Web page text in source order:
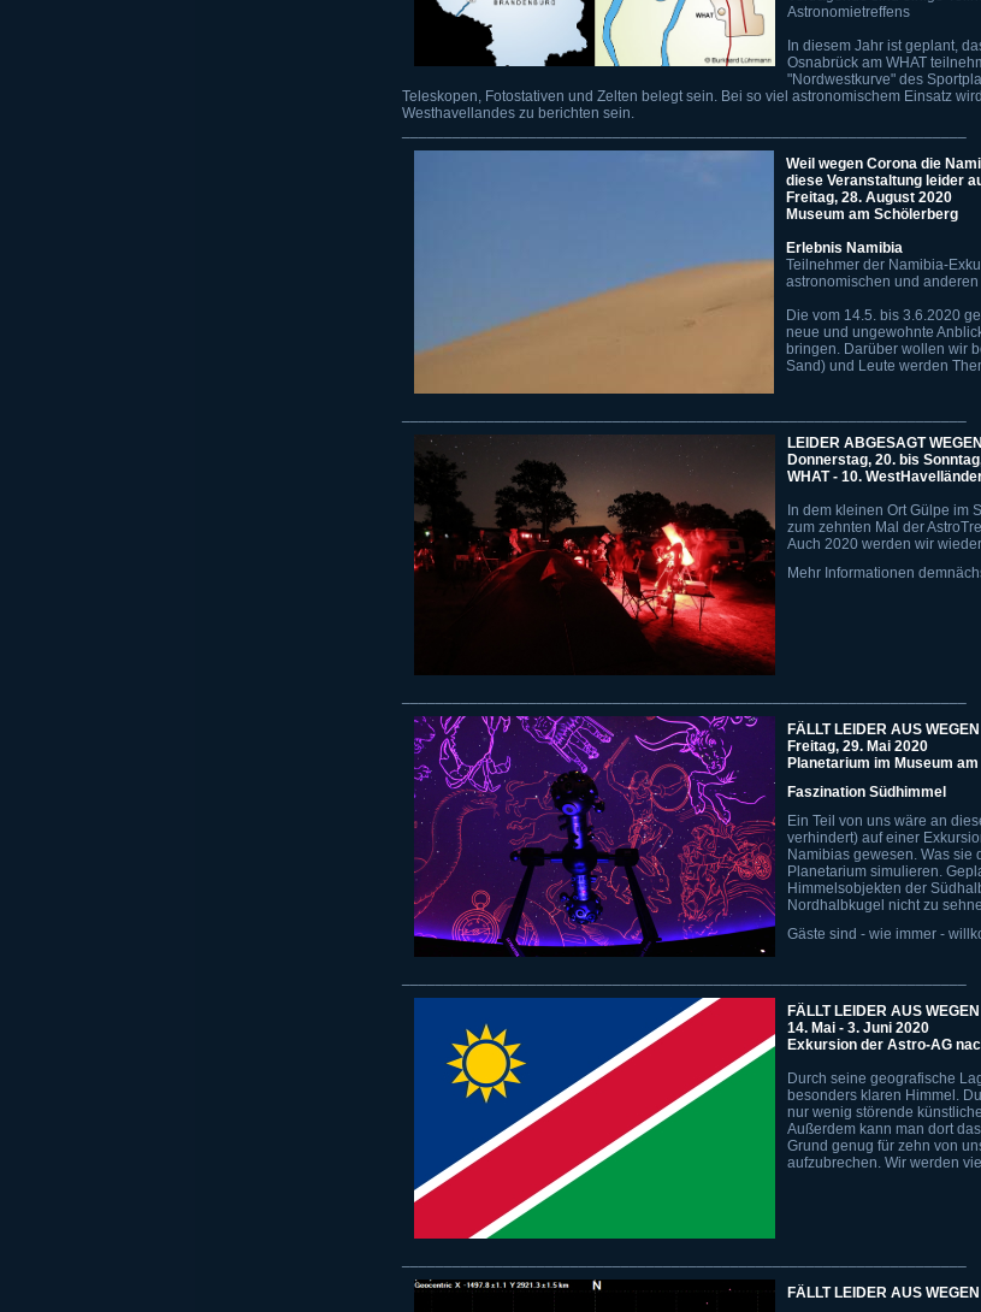
Astronomietreffens
In diesem Jahr ist geplant,
Osnabrück am WHAT
"Nordwestkurve" des
Teleskopen, Fotostativen und Zelten belegt sein. Bei so viel astronomischem Einsatz
Westhavellandes zu berichten sein.
Weil wegen Corona die
diese Veranstaltung leider
Freitag, 28. August 2020
Museum am Schölerberg
Erlebnis Namibia
Teilnehmer der Namibia-
astronomischen und
Die vom 14.5. bis 3.6.2020
neue und ungewohnte
bringen. Darüber wollen wir
Sand) und Leute werden
LEIDER ABGESAGT
Donnerstag, 20. bis
WHAT - 10.
In dem kleinen Ort Gülpe im
zum zehnten Mal der
Auch 2020 werden wir
Mehr Informationen
FÄLLT LEIDER AUS
Freitag, 29. Mai 2020
Planetarium im Museum
Faszination Südhimmel
Ein Teil von uns wäre an
verhindert) auf einer
Namibias gewesen. Was sie
Planetarium simulieren.
Himmelsobjekten der
Nordhalbkugel nicht zu
Gäste sind - wie immer -
FÄLLT LEIDER AUS
14. Mai - 3. Juni 2020
Exkursion der Astro-AG
Durch seine geografische
besonders klaren Himmel.
nur wenig störende
Außerdem kann man dort
Grund genug für zehn von
aufzubrechen. Wir werden
FÄLLT LEIDER AUS